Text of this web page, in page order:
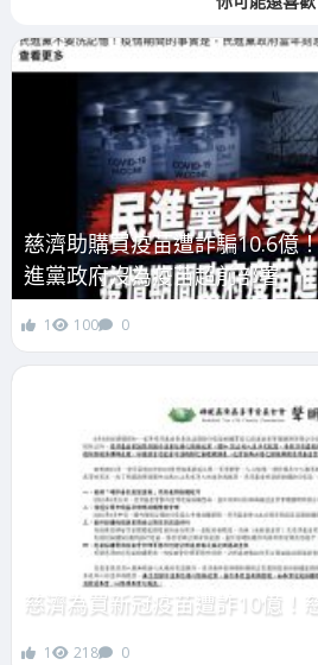
慈濟助購買疫苗遭詐騙10.6億
進黨政府沒為疫苗超前部署
1 100 0
慈濟為買新冠疫苗遭詐10億！
1 218 0